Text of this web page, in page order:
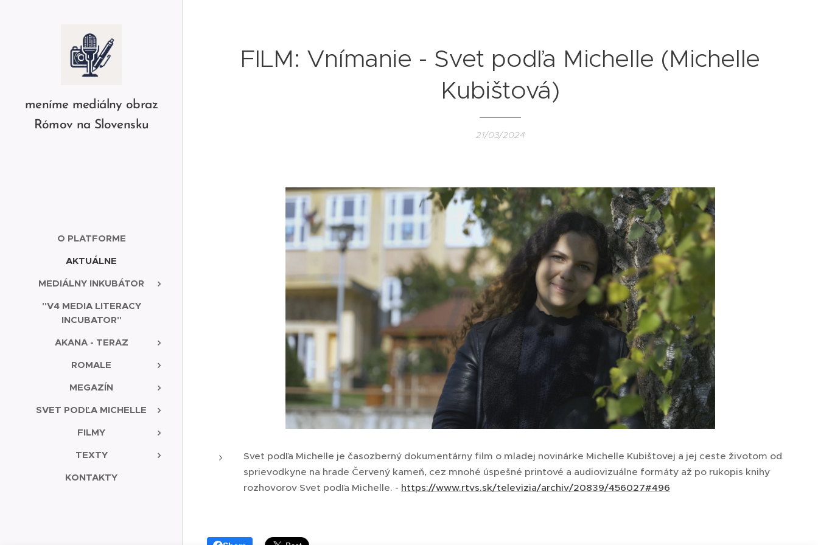
meníme mediálny obraz
Rómov na Slovensku
O PLATFORME
AKTUÁLNE
MEDIÁLNY INKUBÁTOR
"V4 MEDIA LITERACY
INCUBATOR"
AKANA - TERAZ
ROMALE
MEGAZÍN
SVET PODĽA MICHELLE
FILMY
TEXTY
KONTAKTY
FILM: Vnímanie - Svet podľa Michelle (Michelle
Kubištová)
21/03/2024
Svet podľa Michelle je časozberný dokumentárny film o mladej novinárke Michelle Kubištovej a jej ceste životom od
sprievodkyne na hrade Červený kameň, cez mnohé úspešné printové a audiovizuálne formáty až po rukopis knihy
rozhovorov Svet podľa Michelle. - https://www.rtvs.sk/televizia/archiv/20839/456027#496